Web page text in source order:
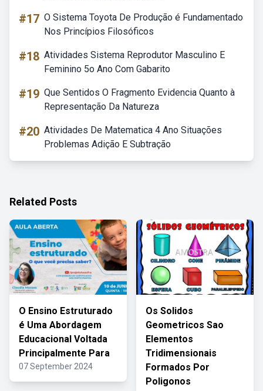
#17 O Sistema Toyota De Produção é Fundamentado
Nos Princípios Filosóficos
#18 Atividades Sistema Reprodutor Masculino E
Feminino 5o Ano Com Gabarito
#19 Que Sentidos O Fragmento Evidencia Quanto à
Representação Da Natureza
#20 Atividades De Matematica 4 Ano Situações
Problemas Adição E Subtração
Related Posts
O Ensino Estruturado
é Uma Abordagem
Educacional Voltada
Principalmente Para
07 September 2024
Os Solidos
Geometricos Sao
Elementos
Tridimensionais
Formados Por
Poligonos